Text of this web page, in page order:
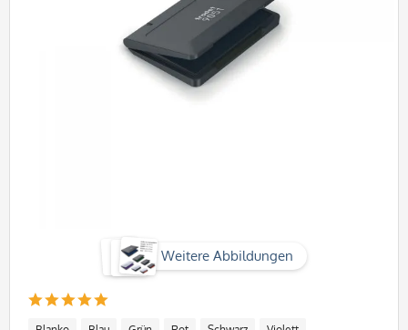
Weitere Abbildungen